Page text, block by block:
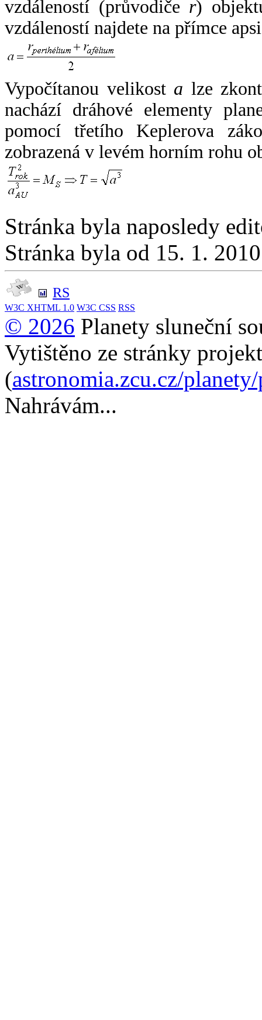
vzdáleností (průvodiče r)
vzdáleností najdete na přímce
Vypočítanou velikost a lze
nachází dráhové elementy
pomocí třetího Keplerova
zobrazená v levém horním rohu
Stránka byla naposledy
Stránka byla od 15. 1.
RS
W3C XHTML 1.0 W3C CSS RSS
© 2026 Planety sluneční
Vytištěno ze stránky
(astronomia.zcu.cz/
Nahrávám...